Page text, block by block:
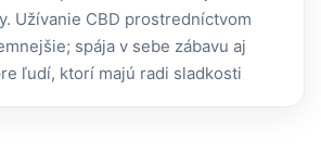
Užívanie CBD prostredníctvom
spája v sebe zábavu aj
ľudí, ktorí majú radi sladkosti